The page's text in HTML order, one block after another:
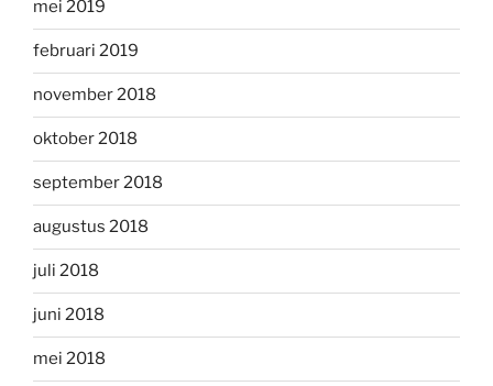
mei 2019
februari 2019
november 2018
oktober 2018
september 2018
augustus 2018
juli 2018
juni 2018
mei 2018